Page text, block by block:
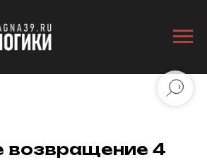
возвращение 4